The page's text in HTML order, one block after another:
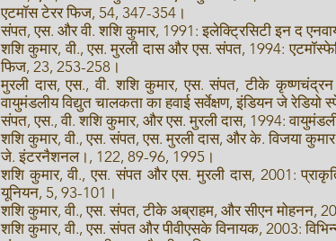
एटमॉस टेरर फिज, 54, 347-354।
संपत, एस. और वी. शशि कुमार, 1991: इलेक्ट्रिसिटी इन द
शशि कुमार, वी., एस. मुरली दास और एस. संपत, 1994:
फिज, 23, 253-258।
मुरली दास, एस., वी. शशि कुमार, एस. संपत, टीके कृष्णचंद्रन
वायुमंडलीय विद्युत चालकता का हवाई सर्वेक्षण, इंडियन जे
संपत, एस., वी. शशि कुमार, और एस. मुरली दास, 1994:
शशि कुमार, वी., एस. संपत, एस. मुरली दास, और के. विजया
जे. इंटरनैशनल।, 122, 89-96, 1995।
शशि कुमार, वी., एस. संपत और एस. मुरली दास, 2001:
यूनियन, 5, 93-101।
शशि कुमार, वी., एस. संपत, टीके अब्राहम, और सीएन मोहनन,
शशि कुमार, वी., एस. संपत और पीवीएसके विनायक, 2003: